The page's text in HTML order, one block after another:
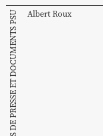
COUPURES DE PRESSE ET DOCUMENTS PSU AlbertRoux